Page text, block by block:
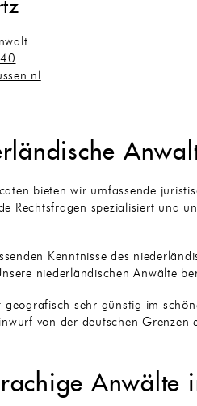
bieten wir umfassende
Rechtsfragen spezialisiert und
Kenntnisse des
niederländischen Anwälte
geografisch sehr günstig im
von der deutschen Grenzen